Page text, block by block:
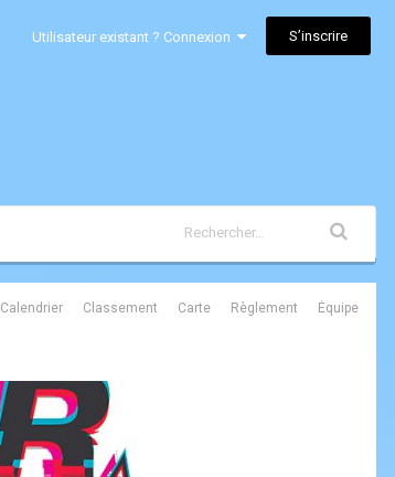
Utilisateur existant ? Connexion S’inscrire
Calendrier Classement Carte Règlement Équipe